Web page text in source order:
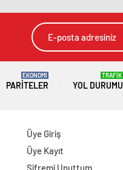
PARITELER
EKONOMİ
YOL DURUMU
TRAFİK
Üye Giriş
Üye Kayıt
Şifremi Unuttum